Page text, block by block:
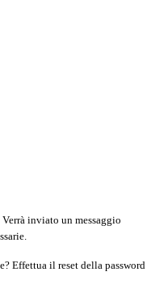
Verrà inviato un messaggio
Effettua il reset della password